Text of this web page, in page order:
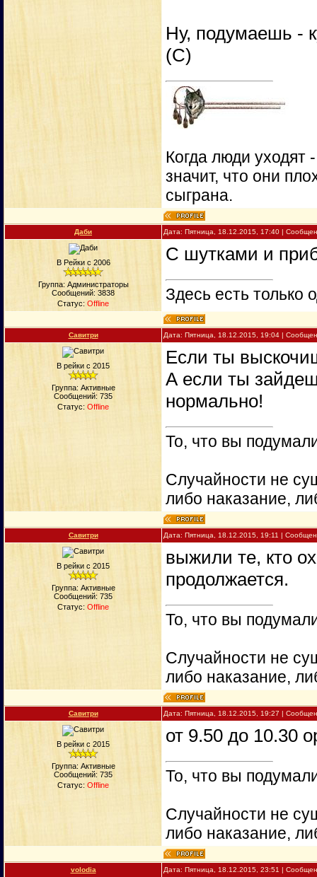
Ну, подумаешь -
(С)
Когда люди уходят
значит, что они
сыграна.
Даби Дата: Пятница, 18.12.2015, 17:40 |
В Рейки с 2006
Группа: Администраторы
Сообщений: 3838
Статус: Offline
С шутками и
Здесь есть только
Савитри Дата: Пятница, 18.12.2015, 19:04 |
В рейки с 2015
Группа: Активные
Сообщений: 735
Статус: Offline
Если ты
А если ты
нормально!
То, что вы
Случайности не
либо наказание,
Савитри Дата: Пятница, 18.12.2015, 19:11 |
В рейки с 2015
Группа: Активные
Сообщений: 735
Статус: Offline
выжили те, кто
продолжается.
То, что вы
Случайности не
либо наказание,
Савитри Дата: Пятница, 18.12.2015, 19:27 |
В рейки с 2015
Группа: Активные
Сообщений: 735
Статус: Offline
от 9.50 до 10.30
То, что вы
Случайности не
либо наказание,
volodia Дата: Пятница, 18.12.2015, 23:51 |